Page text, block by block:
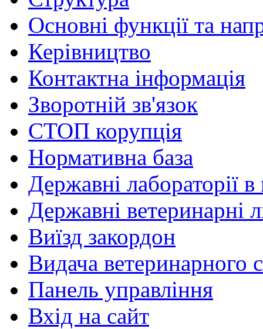
Основні функції та
Керівництво
Контактна інформація
Зворотній зв'язок
СТОП корупція
Нормативна база
Державні лабораторії
Державні ветеринарні
Виїзд закордон
Видача ветеринарного
Панель управління
Вхід на сайт